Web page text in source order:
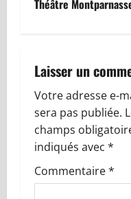
i
a
t
i
o
n
Théâtre
Laisser un
Votre adresse e-
sera pas publiée.
champs
indiqués avec *
Commentaire*